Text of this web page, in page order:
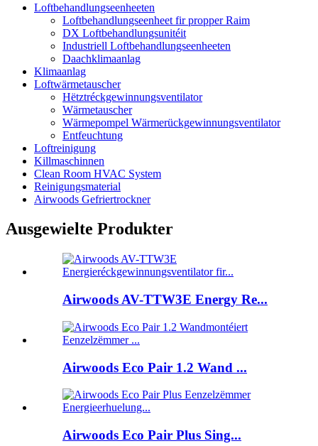
Loftbehandlungseenheeten
Loftbehandlungseenheet fir propper Raim
DX Loftbehandlungsunitéit
Industriell Loftbehandlungseenheeten
Daachklimaanlag
Klimaanlag
Loftwärmetauscher
Hëtztréckgewinnungsventilator
Wärmetauscher
Wärmepompel Wärmerückgewinnungsventilator
Entfeuchtung
Loftreinigung
Killmaschinnen
Clean Room HVAC System
Reinigungsmaterial
Airwoods Gefriertrockner
Ausgewielte Produkter
Airwoods AV-TTW3E Energy Re...
Airwoods Eco Pair 1.2 Wand ...
Airwoods Eco Pair Plus Sing...